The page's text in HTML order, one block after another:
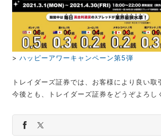
> ハッピーアワーキャンペーン第5弾
トレイダーズ証券では、お客様により良い
今後とも、トレイダーズ証券をどうぞよろし